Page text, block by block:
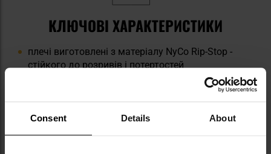
Consent Details About
КЛЮЧОВІ ХАРАКТЕРИСТИКИ
плечі виготовлені з матеріалу NyCo Rip-Stop -
стійкого до розривів і потертостей
корпус виготовлений з матеріалу TopCool -
дві кишені, що застібаються на блискавку YKK
подвійні панелі velcro на обох рукавах